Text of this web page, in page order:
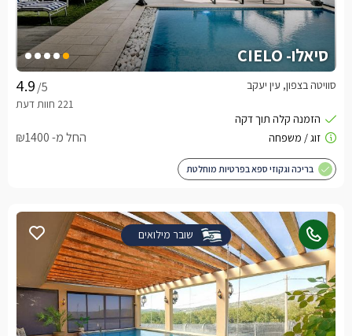
סיאלו- CIELO
/5 סוויטה בצפון, עין יעקב
החל מ- ₪1400
בריכה וגקוזי ספא בפרטיות מוחלטת
שובר מילואים